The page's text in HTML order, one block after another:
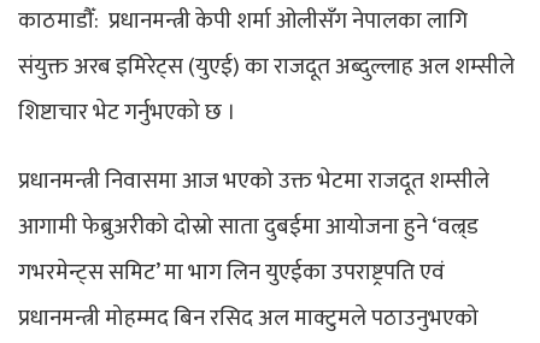
काठमाडौँ: प्रधानमन्त्री केपी शर्मा ओलीसँग नेपालका लागि
संयुक्त अरब इमिरेट्स (युएई) का राजदूत अब्दुल्लाह अल शम्सीले
शिष्टाचार भेट गर्नुभएको छ ।
प्रधानमन्त्री निवासमा आज भएको उक्त भेटमा राजदूत शम्सीले
आगामी फेब्रुअरीको दोस्रो साता दुबईमा आयोजना हुने ‘वल्र्ड
गभरमेन्ट्स समिट’ मा भाग लिन युएईका उपराष्ट्रपति एवं
प्रधानमन्त्री मोहम्मद बिन रसिद अल माक्टुमले पठाउनुभएको